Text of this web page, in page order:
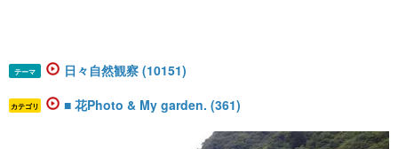
テーマ 日々自然観察 (10151)
カテゴリ ■ 花Photo & My garden. (361)